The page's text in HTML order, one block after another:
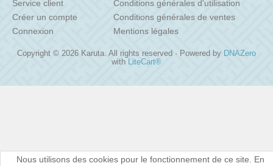
Nous utilisons des cookies pour le fonctionnement de ce site. En
Service client
Créer un compte
Connexion
Conditions générales d'utilisation
Conditions générales de ventes
Mentions légales
Copyright © 2026 Karuta. All rights reserved · Powered by DNAZero
with
LiteCart®